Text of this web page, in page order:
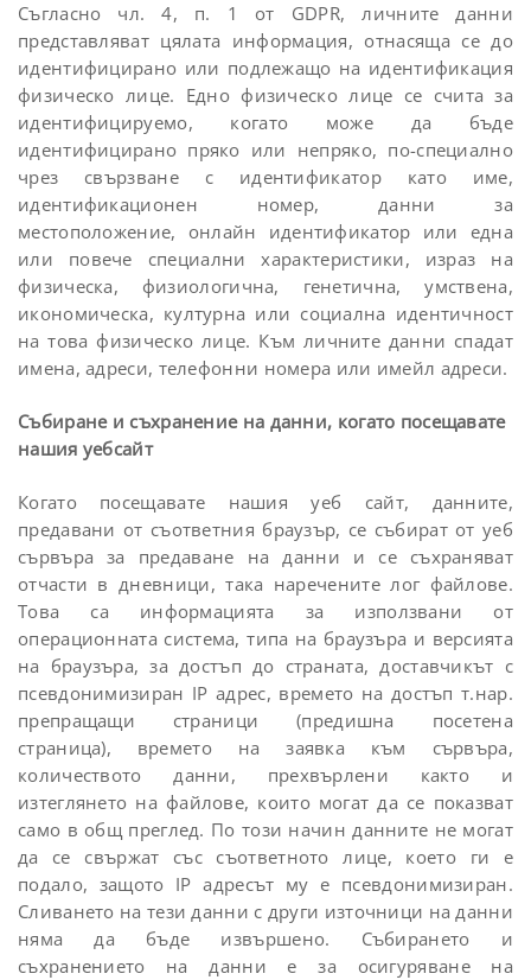
Съгласно чл. 4, п. 1 от GDPR, личните данни
представляват цялата информация, отнасяща се до
идентифицирано или подлежащо на идентификация
физическо лице. Едно физическо лице се счита за
идентифицируемо, когато може да бъде
идентифицирано пряко или непряко, по-специално
чрез свързване с идентификатор като име,
идентификационен номер, данни за
местоположение, онлайн идентификатор или една
или повече специални характеристики, израз на
физическа, физиологична, генетична, умствена,
икономическа, културна или социална идентичност
на това физическо лице. Към личните данни спадат
имена, адреси, телефонни номера или имейл адреси.
Събиране и съхранение на данни, когато посещавате
нашия уебсайт
Когато посещавате нашия уеб сайт, данните,
предавани от съответния браузър, се събират от уеб
сървъра за предаване на данни и се съхраняват
отчасти в дневници, така наречените лог файлове.
Това са информацията за използвани от
операционната система, типа на браузъра и версията
на браузъра, за достъп до страната, доставчикът с
псевдонимизиран IР адрес, времето на достъп т.нар.
препращащи страници (предишна посетена
страница), времето на заявка към сървъра,
количеството данни, прехвърлени както и
изтеглянето на файлове, които могат да се показват
само в общ преглед. По този начин данните не могат
да се свържат със съответното лице, което ги е
подало, защото IP адресът му е псевдонимизиран.
Сливането на тези данни с други източници на данни
няма да бъде извършено. Събирането и
съхранението на данни е за осигуряване на